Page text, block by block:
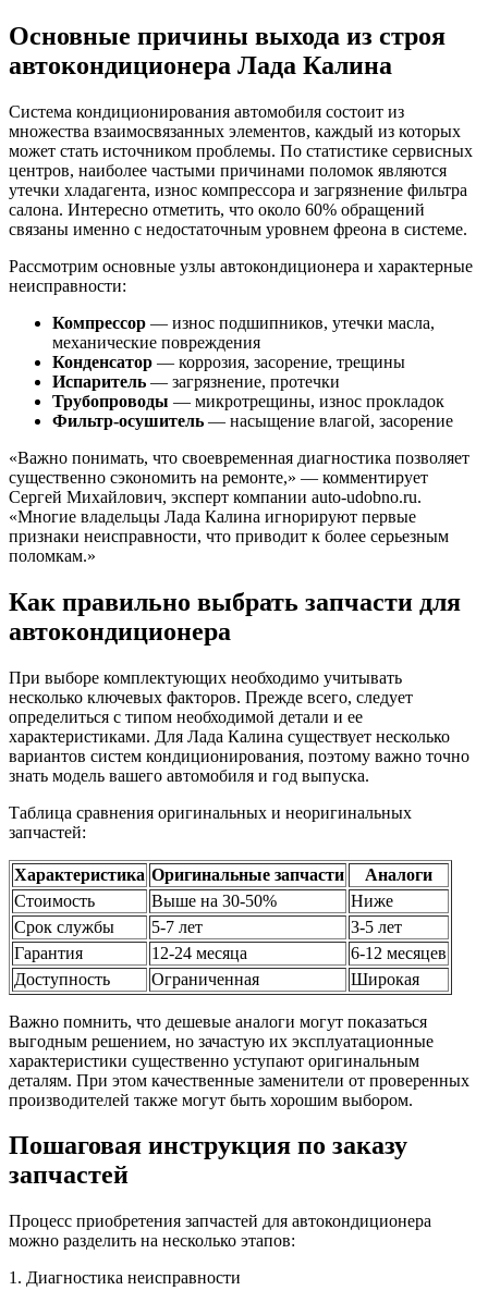
Основные причины выхода из строя
автокондиционера Лада Калина
Система кондиционирования автомобиля состоит из
множества взаимосвязанных элементов, каждый из которых
может стать источником проблемы. По статистике сервисных
центров, наиболее частыми причинами поломок являются
утечки хладагента, износ компрессора и загрязнение фильтра
салона. Интересно отметить, что около 60% обращений
связаны именно с недостаточным уровнем фреона в системе.
Рассмотрим основные узлы автокондиционера и характерные
неисправности:
Компрессор — износ подшипников, утечки масла,
механические повреждения
Конденсатор — коррозия, засорение, трещины
Испаритель — загрязнение, протечки
Трубопроводы — микротрещины, износ прокладок
Фильтр-осушитель — насыщение влагой, засорение
«Важно понимать, что своевременная диагностика позволяет
существенно сэкономить на ремонте,» — комментирует
Сергей Михайлович, эксперт компании auto-udobno.ru.
«Многие владельцы Лада Калина игнорируют первые
признаки неисправности, что приводит к более серьезным
поломкам.»
Как правильно выбрать запчасти для
автокондиционера
При выборе комплектующих необходимо учитывать
несколько ключевых факторов. Прежде всего, следует
определиться с типом необходимой детали и ее
характеристиками. Для Лада Калина существует несколько
вариантов систем кондиционирования, поэтому важно точно
знать модель вашего автомобиля и год выпуска.
Таблица сравнения оригинальных и неоригинальных
запчастей:
Характеристика Оригинальные запчасти
Аналоги
Стоимость
Выше на 30-50%
Ниже
Срок службы
5-7 лет
3-5 лет
Гарантия
12-24 месяца
6-12 месяцев
Доступность
Ограниченная Широкая
Важно помнить, что дешевые аналоги могут показаться
выгодным решением, но зачастую их эксплуатационные
характеристики существенно уступают оригинальным
деталям. При этом качественные заменители от проверенных
производителей также могут быть хорошим выбором.
Пошаговая инструкция по заказу
запчастей
Процесс приобретения запчастей для автокондиционера
можно разделить на несколько этапов:
1. Диагностика неисправности